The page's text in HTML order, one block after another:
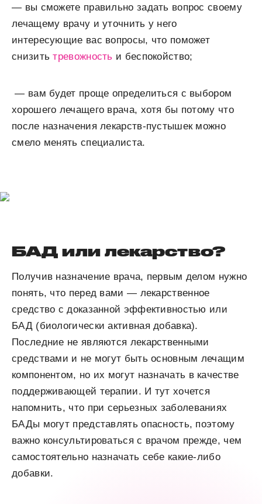
— вы сможете правильно задать вопрос своему
лечащему врачу и уточнить у него
интересующие вас вопросы, что поможет
снизитьтревожность и беспокойство;
— вам будет проще определиться с выбором
хорошего лечащего врача, хотя бы потому что
после назначения лекарств-пустышек можно
смело менять специалиста.
БАД или лекарство?
Получив назначение врача, первым делом нужно
понять, что перед вами — лекарственное
средство с доказанной эффективностью или
БАД (биологически активная добавка).
Последние не являются лекарственными
средствами и не могут быть основным лечащим
компонентом, но их могут назначать в качестве
поддерживающей терапии. И тут хочется
напомнить, что при серьезных заболеваниях
БАДы могут представлять опасность, поэтому
важно консультироваться с врачом прежде, чем
самостоятельно назначать себе какие-либо
добавки.